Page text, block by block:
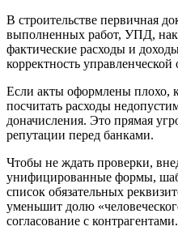
В строительстве первичная
выполненных работ, УПД,
фактические расходы и
корректность управленческой
Если акты оформлены плохо,
посчитать расходы
доначисления. Это прямая
репутации перед банками.
Чтобы не ждать проверки,
унифицированные формы,
список обязательных
уменьшит долю
согласование с контрагентами.